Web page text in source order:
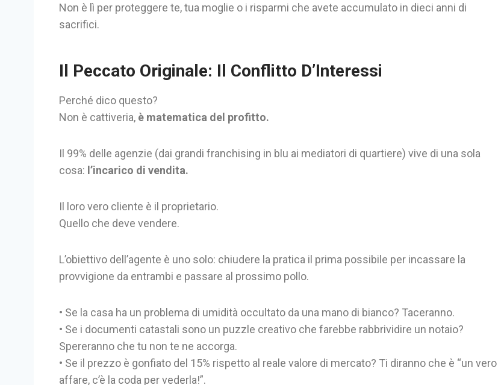
Non è lì per proteggere te, tua moglie o i risparmi che avete accumulato in dieci anni di
sacrifici.
Il Peccato Originale: Il Conflitto D’Interessi
Perché dico questo?
Non è cattiveria, è matematica del profitto.
Il 99% delle agenzie (dai grandi franchising in blu ai mediatori di quartiere) vive di una sola
cosa: l’incarico di vendita.
Il loro vero cliente è il proprietario.
Quello che deve vendere.
L’obiettivo dell’agente è uno solo: chiudere la pratica il prima possibile per incassare la
provvigione da entrambi e passare al prossimo pollo.
• Se la casa ha un problema di umidità occultato da una mano di bianco? Taceranno.
• Se i documenti catastali sono un puzzle creativo che farebbe rabbrividire un notaio?
Spereranno che tu non te ne accorga.
• Se il prezzo è gonfiato del 15% rispetto al reale valore di mercato? Ti diranno che è “un vero
affare, c’è la coda per vederla!”.